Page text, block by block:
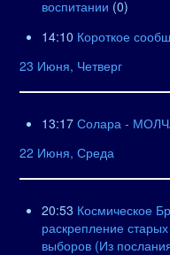
воспитании (0)
14:10 Короткое
23 Июня, Четверг
13:17 Солара -
22 Июня, Среда
20:53 Космическое
раскрепление
выборов (Из